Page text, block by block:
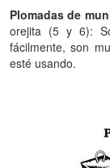
Plomadas de
orejita (5 y 6):
fácilmente, son
esté usando.